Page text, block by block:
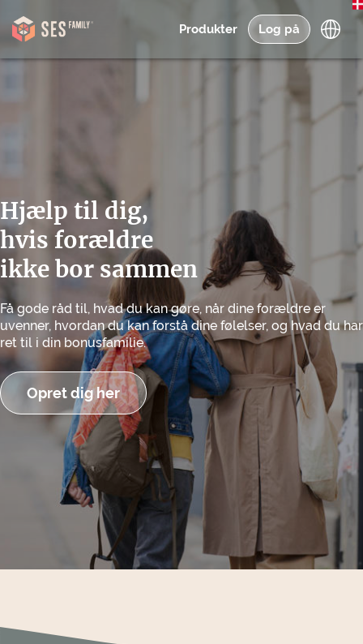
Produkter Log på
Hjælp til dig,
hvis forældre
ikke bor sammen
Få gode råd til, hvad du kan gøre, når dine forældre er
uvenner, hvordan du kan forstå dine følelser, og hvad du har
ret til i din bonusfamilie.
Opret dig her